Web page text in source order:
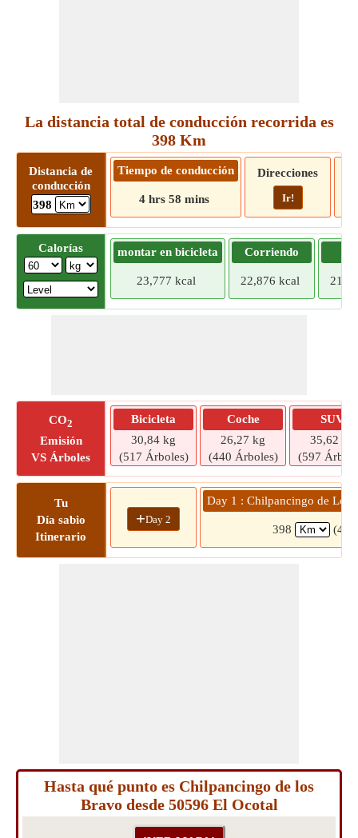
La distancia total de conducción recorrida es
398 Km
Distancia de
conducción
398
Tiempo de conducción
4 hrs 58 mins
Direcciones
Ir!
Calorías montar en bicicleta
23,777 kcal
Corriendo
22,876 kcal
CO2
Emisión
VS Árboles
Bicicleta
30,84 kg
(517 Árboles)
Coche
26,27 kg
(440 Árboles)
SUV
35,62 kg
(597
Tu
Día sabio
Itinerario
+Day 2
Day 1 : Chilpancingo de Los
398 (4
Hasta qué punto es Chilpancingo de los
Bravo desde 50596 El Ocotal